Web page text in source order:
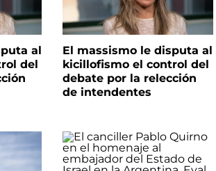
al
del
El massismo le disputa al
kicillofismo el control del
debate por la relección
de intendentes